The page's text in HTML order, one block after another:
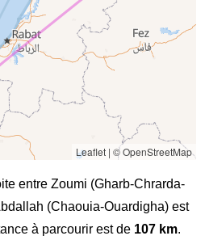
Leaflet| © OpenStreetMap
entre Zoumi (Gharb-Chrarda-
(Chaouia-Ouardigha) est
à parcourir est de 107 km.